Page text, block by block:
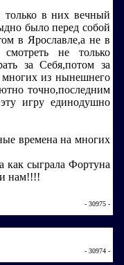
в них вечный
было перед собой
в Ярославле,а не в
не только
за Себя,потом за
из нынешнего
точно,последним
игру единодушно
времена на многих
как сыграла Фортуна
и нам!!!!
- 30975 -
- 30974 -